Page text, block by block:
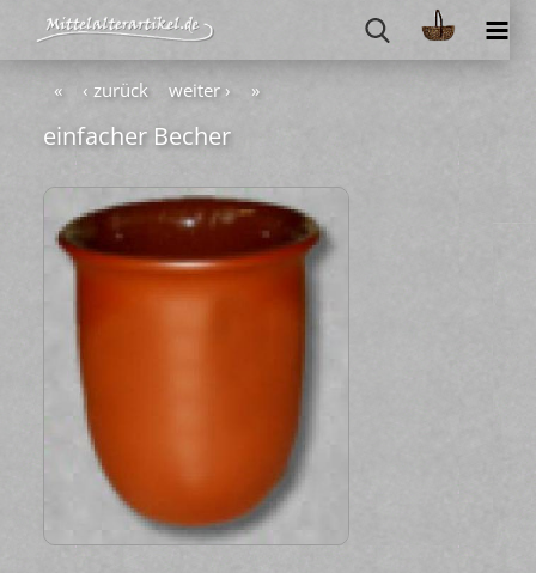
« ‹ zurück weiter › »
ein­fa­cher Be­cher